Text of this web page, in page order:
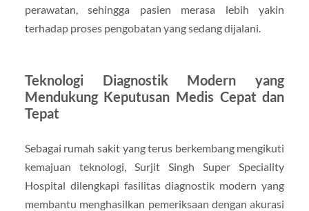
perawatan, sehingga pasien merasa lebih yakin
terhadap proses pengobatan yang sedang dijalani.
Teknologi Diagnostik Modern yang
Mendukung Keputusan Medis Cepat dan
Tepat
Sebagai rumah sakit yang terus berkembang mengikuti
kemajuan teknologi, Surjit Singh Super Speciality
Hospital dilengkapi fasilitas diagnostik modern yang
membantu menghasilkan pemeriksaan dengan akurasi